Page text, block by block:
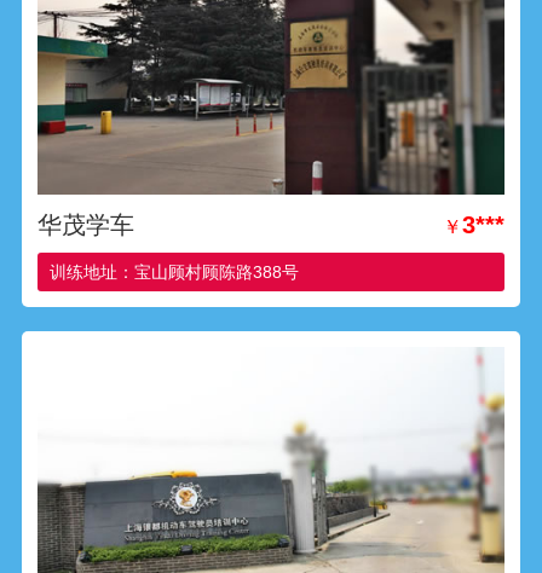
华茂学车 ￥3***
训练地址：宝山顾村顾陈路388号